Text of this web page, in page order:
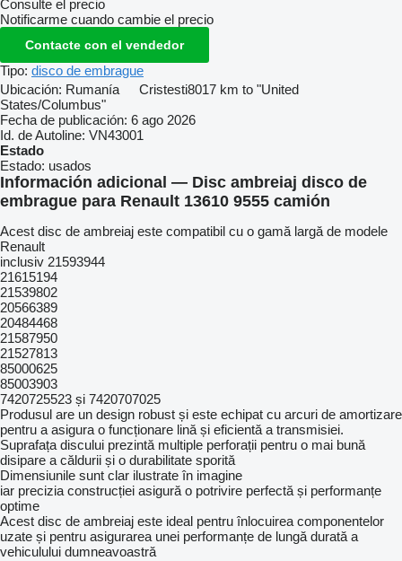
Consulte el precio
Notificarme cuando cambie el precio
Contacte con el vendedor
Tipo: disco de embrague
Ubicación: Rumanía Cristesti8017 km to "United
States/Columbus"
Fecha de publicación: 6 ago 2026
Id. de Autoline: VN43001
Estado
Estado: usados
Información adicional — Disc ambreiaj disco de
embrague para Renault 13610 9555 camión
Acest disc de ambreiaj este compatibil cu o gamă largă de modele
Renault
inclusiv 21593944
21615194
21539802
20566389
20484468
21587950
21527813
85000625
85003903
7420725523 și 7420707025
Produsul are un design robust și este echipat cu arcuri de amortizare
pentru a asigura o funcționare lină și eficientă a transmisiei.
Suprafața discului prezintă multiple perforații pentru o mai bună
disipare a căldurii și o durabilitate sporită
Dimensiunile sunt clar ilustrate în imagine
iar precizia construcției asigură o potrivire perfectă și performanțe
optime
Acest disc de ambreiaj este ideal pentru înlocuirea componentelor
uzate și pentru asigurarea unei performanțe de lungă durată a
vehiculului dumneavoastră